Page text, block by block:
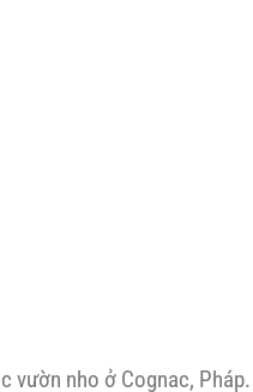
nho ở Cognac,